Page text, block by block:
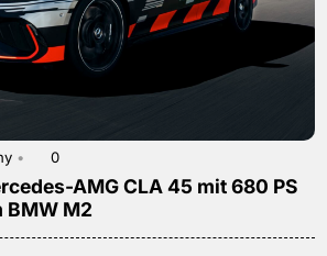
• 0
AMG CLA 45 mit 680 PS
BMW M2